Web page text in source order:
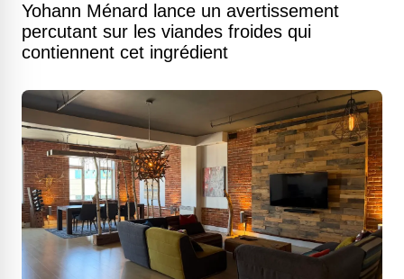
Yohann Ménard lance un avertissement
percutant sur les viandes froides qui
contiennent cet ingrédient